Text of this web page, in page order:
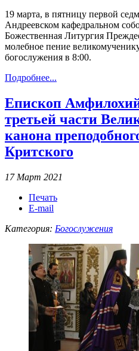
19 марта, в пятницу первой
Андреевском кафедральном
Божественная Литургия
молебное пение
богослужения в 8:00.
Подробнее...
Епископ
третьей части
канона
Критского
17 Март 2021
Печать
E-mail
Категория: Богослужения